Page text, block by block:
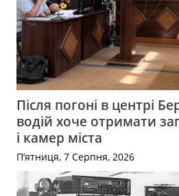
Після погоні в центрі
водій хоче отримати
і камер міста
П’ятниця, 7 Серпня, 2026